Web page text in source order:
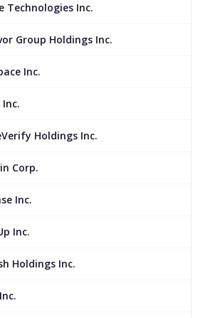
Technologies Inc.
Group Holdings Inc.
Inc.
Holdings Inc.
Corp.
Inc.
Inc.
Holdings Inc.